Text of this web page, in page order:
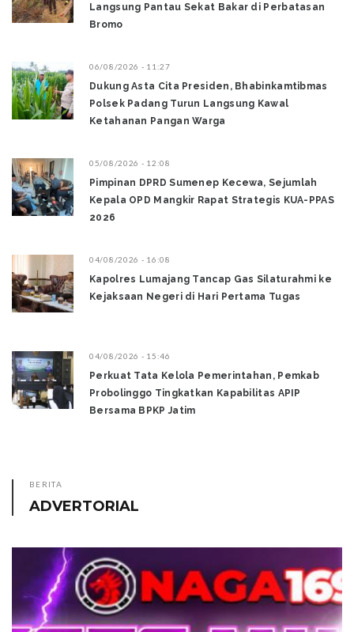
Langsung Pantau Sekat Bakar di Perbatasan
Bromo ‎
06/08/2026 - 11:27
Dukung Asta Cita Presiden, Bhabinkamtibmas
Polsek Padang Turun Langsung Kawal
Ketahanan Pangan Warga
05/08/2026 - 12:08
Pimpinan DPRD Sumenep Kecewa, Sejumlah
Kepala OPD Mangkir Rapat Strategis KUA-PPAS
2026
04/08/2026 - 16:08
Kapolres Lumajang Tancap Gas Silaturahmi ke
Kejaksaan Negeri di Hari Pertama Tugas ‎
04/08/2026 - 15:46
Perkuat Tata Kelola Pemerintahan, Pemkab
Probolinggo Tingkatkan Kapabilitas APIP
Bersama BPKP Jatim
BERITA
ADVERTORIAL